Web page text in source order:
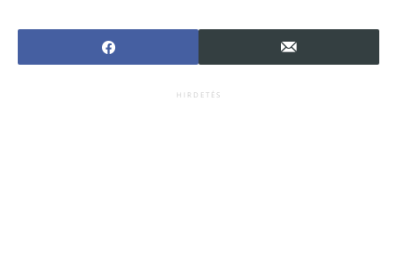
szigorúsága és a
légszennyezés
közt
HIRDETÉS